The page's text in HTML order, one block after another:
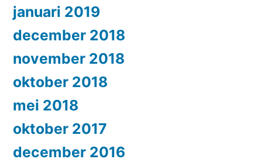
januari 2019
december 2018
november 2018
oktober 2018
mei 2018
oktober 2017
december 2016